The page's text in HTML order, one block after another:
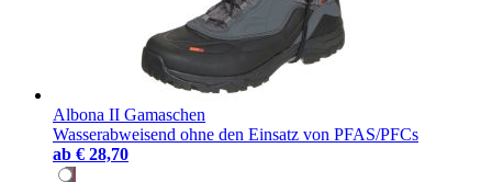
Albona II Gamaschen
Wasserabweisend ohne den Einsatz von PFAS/PFCs
ab € 28,70